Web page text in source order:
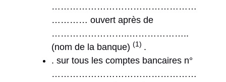
…………………………………………
………… ouvert après de
……………………..………………..
(nom de la banque) (1) .
. sur tous les comptes bancaires n°
…………………………………………